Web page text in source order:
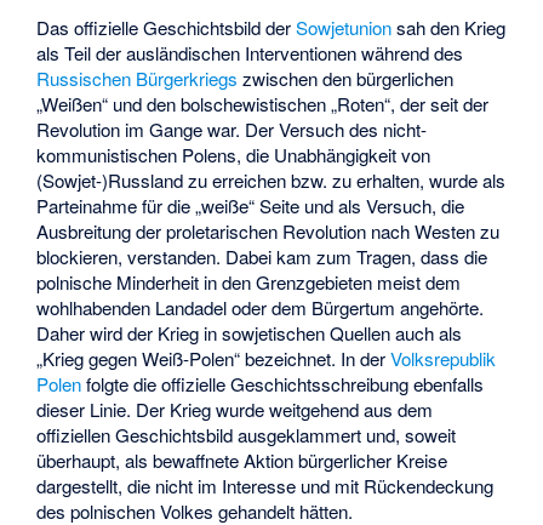
Das offizielle Geschichtsbild derSowjetunionsah den Krieg
als Teil der ausländischen Interventionen während des
Russischen Bürgerkriegs zwischen den bürgerlichen
„Weißen“ und den bolschewistischen „Roten“, der seit der
Revolution im Gange war. Der Versuch des nicht-
kommunistischen Polens, die Unabhängigkeit von
(Sowjet-)Russland zu erreichen bzw. zu erhalten, wurde als
Parteinahme für die „weiße“ Seite und als Versuch, die
Ausbreitung der proletarischen Revolution nach Westen zu
blockieren, verstanden. Dabei kam zum Tragen, dass die
polnische Minderheit in den Grenzgebieten meist dem
wohlhabenden Landadel oder dem Bürgertum angehörte.
Daher wird der Krieg in sowjetischen Quellen auch als
„Krieg gegen Weiß-Polen“ bezeichnet. In derVolksrepublik
Polenfolgte die offizielle Geschichtsschreibung ebenfalls
dieser Linie. Der Krieg wurde weitgehend aus dem
offiziellen Geschichtsbild ausgeklammert und, soweit
überhaupt, als bewaffnete Aktion bürgerlicher Kreise
dargestellt, die nicht im Interesse und mit Rückendeckung
des polnischen Volkes gehandelt hätten.